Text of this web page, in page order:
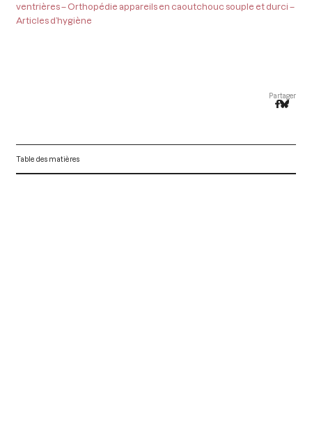
ventrières – Orthopédie appareils en caoutchouc souple et durci –
Articles d’hygiène
Partager
Table des matières